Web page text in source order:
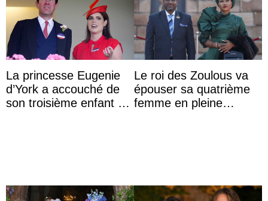
La princesse Eugenie
d’York a accouché de
son troisième enfant et
Le roi des Zoulous va
épouser sa quatrième
femme en pleine